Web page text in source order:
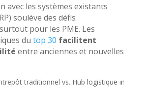
avec les systèmes existants
soulève des défis
pour les PME. Les
du top 30 facilitent
entre anciennes et nouvelles
traditionnel vs. Hub logistique